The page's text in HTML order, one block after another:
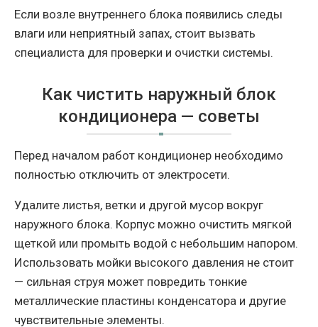
Если возле внутреннего блока появились следы
влаги или неприятный запах, стоит вызвать
специалиста для проверки и очистки системы.
Как чистить наружный блок
кондиционера — советы
Перед началом работ кондиционер необходимо
полностью отключить от электросети.
Удалите листья, ветки и другой мусор вокруг
наружного блока. Корпус можно очистить мягкой
щеткой или промыть водой с небольшим напором.
Использовать мойки высокого давления не стоит
— сильная струя может повредить тонкие
металлические пластины конденсатора и другие
чувствительные элементы.